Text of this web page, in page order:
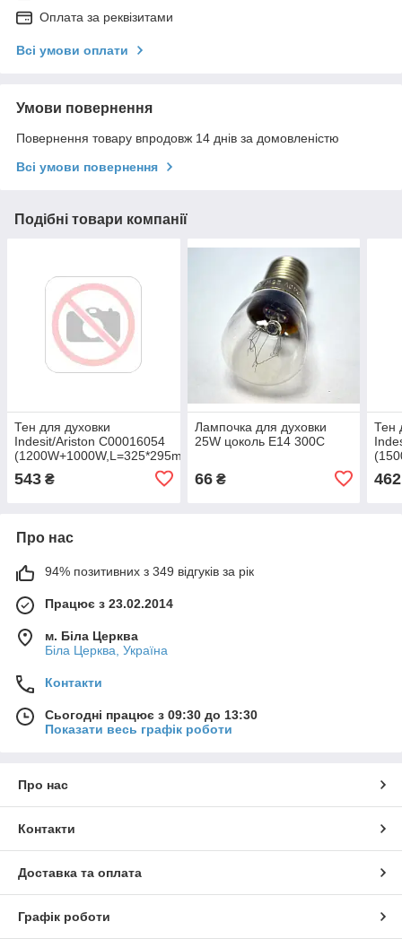
Оплата за реквізитами
Всі умови оплати
Умови повернення
Повернення товару впродовж 14 днів за домовленістю
Всі умови повернення
Подібні товари компанії
Тен для духовки
Indesit/Ariston C00016054
(1200W+1000W,L=325*295mm)
543 ₴
Лампочка для духовки
25W цоколь E14 300C
66₴
Тен
462
Про нас
94% позитивних з 349 відгуків за рік
Працює з 23.02.2014
м. Біла Церква
Біла Церква, Україна
Контакти
Сьогодні працює з 09:30 до 13:30
Показати весь графік роботи
Про нас
Контакти
Доставка та оплата
Графік роботи